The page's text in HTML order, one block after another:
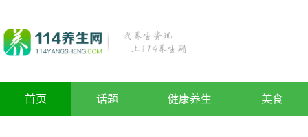
首页 话题 健康养生 美食